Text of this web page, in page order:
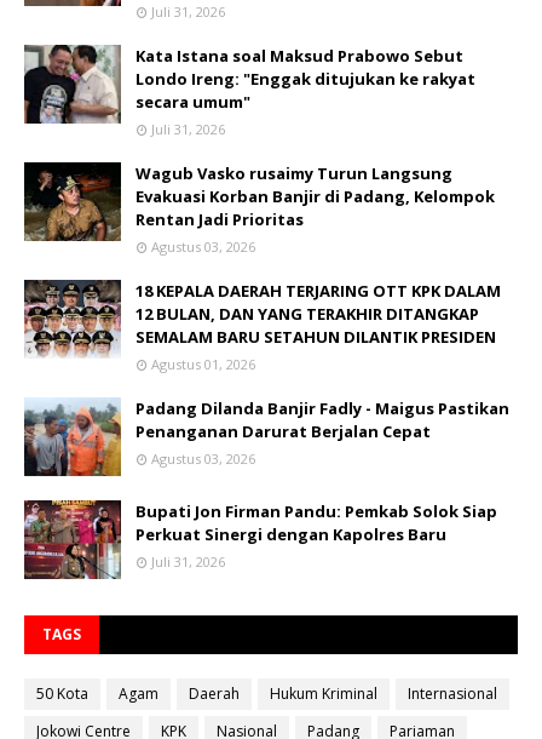
Juli 31, 2026
Kata Istana soal Maksud Prabowo Sebut
Londo Ireng: "Enggak ditujukan ke rakyat
secara umum"
Juli 31, 2026
Wagub Vasko rusaimy Turun Langsung
Evakuasi Korban Banjir di Padang, Kelompok
Rentan Jadi Prioritas
Agustus 03, 2026
18 KEPALA DAERAH TERJARING OTT KPK DALAM
12 BULAN, DAN YANG TERAKHIR DITANGKAP
SEMALAM BARU SETAHUN DILANTIK PRESIDEN
Agustus 01, 2026
Padang Dilanda Banjir Fadly - Maigus Pastikan
Penanganan Darurat Berjalan Cepat
Agustus 03, 2026
Bupati Jon Firman Pandu: Pemkab Solok Siap
Perkuat Sinergi dengan Kapolres Baru
Juli 31, 2026
TAGS
50 Kota Agam Daerah Hukum Kriminal
Internasional
Jokowi Centre
KPK Nasional Padang Pariaman